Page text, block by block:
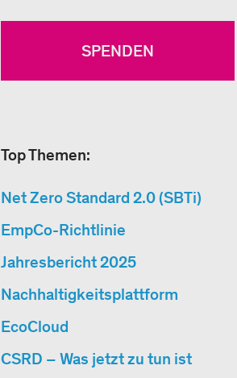
SPENDEN
Top Themen:
Net Zero Standard 2.0 (SBTi)
EmpCo-Richtlinie
Jahresbericht 2025
Nachhaltigkeitsplattform
EcoCloud
CSRD – Was jetzt zu tun ist